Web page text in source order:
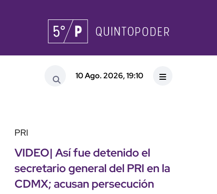
10 Ago. 2026, 19:10
PRI
VIDEO| Así fue detenido el
secretario general del PRI en la
CDMX; acusan persecución